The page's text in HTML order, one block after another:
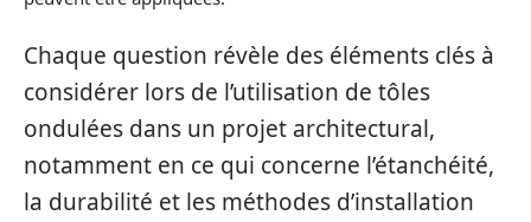
Chaque question révèle des éléments clés à
considérer lors de l’utilisation de tôles
ondulées dans un projet architectural,
notamment en ce qui concerne l’étanchéité,
la durabilité et les méthodes d’installation